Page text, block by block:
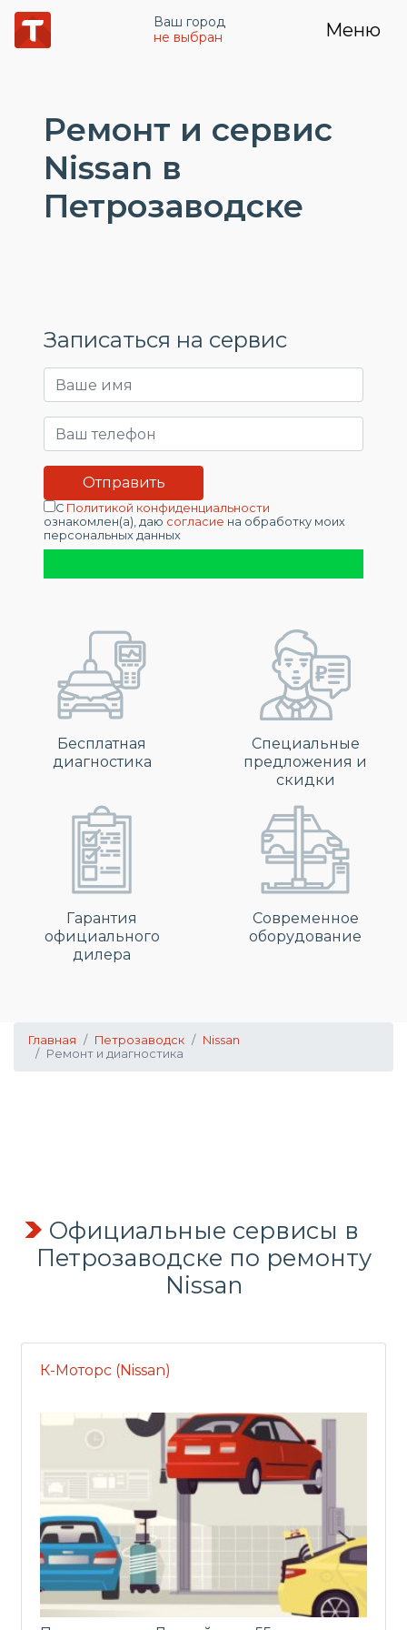
Ваш город
не выбран
Меню
Ремонт и сервис
Nissan в
Петрозаводске
Записаться на сервис
С Политикой конфиденциальности
ознакомлен(а), даю согласие на обработку моих
персональных данных
Бесплатная
диагностика
Специальные
предложения и
скидки
Гарантия
официального
дилера
Современное
оборудование
Главная Петрозаводск
Nissan
Ремонт и диагностика
Официальные сервисы в
Петрозаводске по ремонту
Nissan
К-Моторс (Nissan)